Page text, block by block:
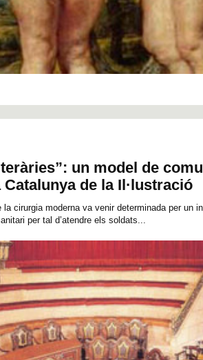
un model de
de la Il·lustració
la cirurgia moderna va venir determinada per un
per tal d’atendre els soldats...